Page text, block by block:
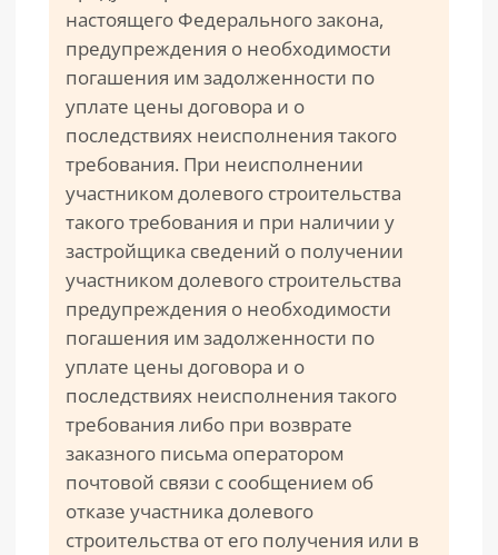
настоящего Федерального закона,
предупреждения о необходимости
погашения им задолженности по
уплате цены договора и о
последствиях неисполнения такого
требования. При неисполнении
участником долевого строительства
такого требования и при наличии у
застройщика сведений о получении
участником долевого строительства
предупреждения о необходимости
погашения им задолженности по
уплате цены договора и о
последствиях неисполнения такого
требования либо при возврате
заказного письма оператором
почтовой связи с сообщением об
отказе участника долевого
строительства от его получения или в